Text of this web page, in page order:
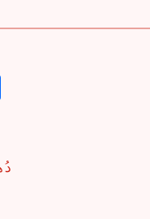
Share